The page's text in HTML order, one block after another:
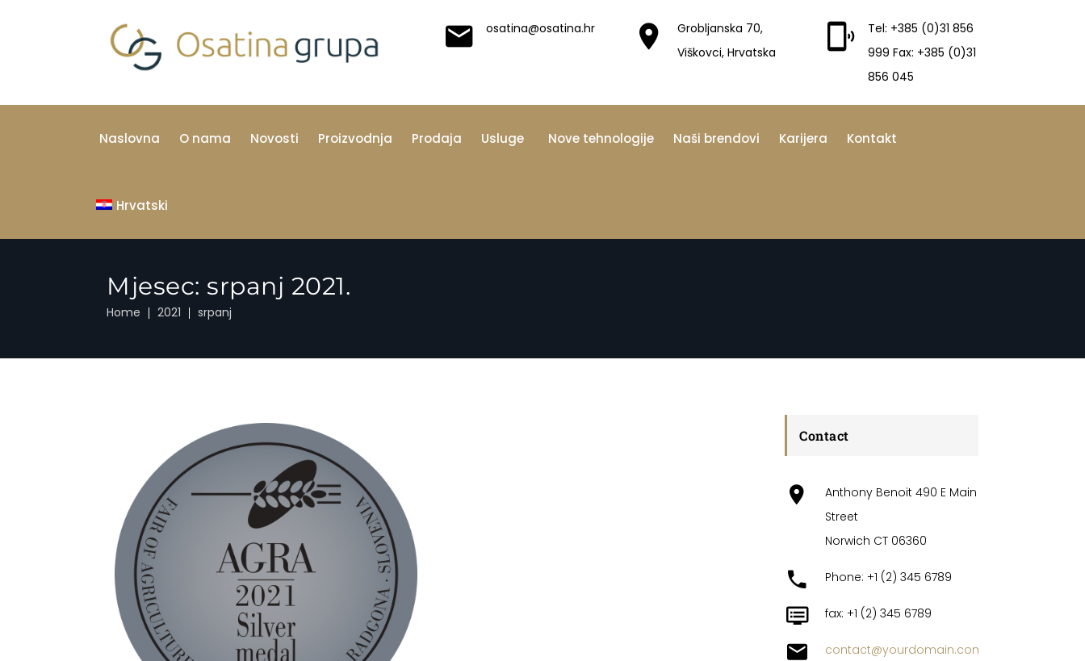
osatina@osatina.hr
Grobljanska 70,
Viškovci, Hrvatska
Tel: +385 (0)31 856
999 Fax: +385 (0)31
856 045
Naslovna O nama Novosti Proizvodnja Prodaja Usluge Nove tehnologije Naši brendovi Karijera Kontakt
Hrvatski
Mjesec: srpanj 2021.
Home 2021 srpanj
Contact
Anthony Benoit 490 E Main
Street
Norwich CT 06360
Phone: +1 (2) 345 6789
fax: +1 (2) 345 6789
contact@yourdomain.com